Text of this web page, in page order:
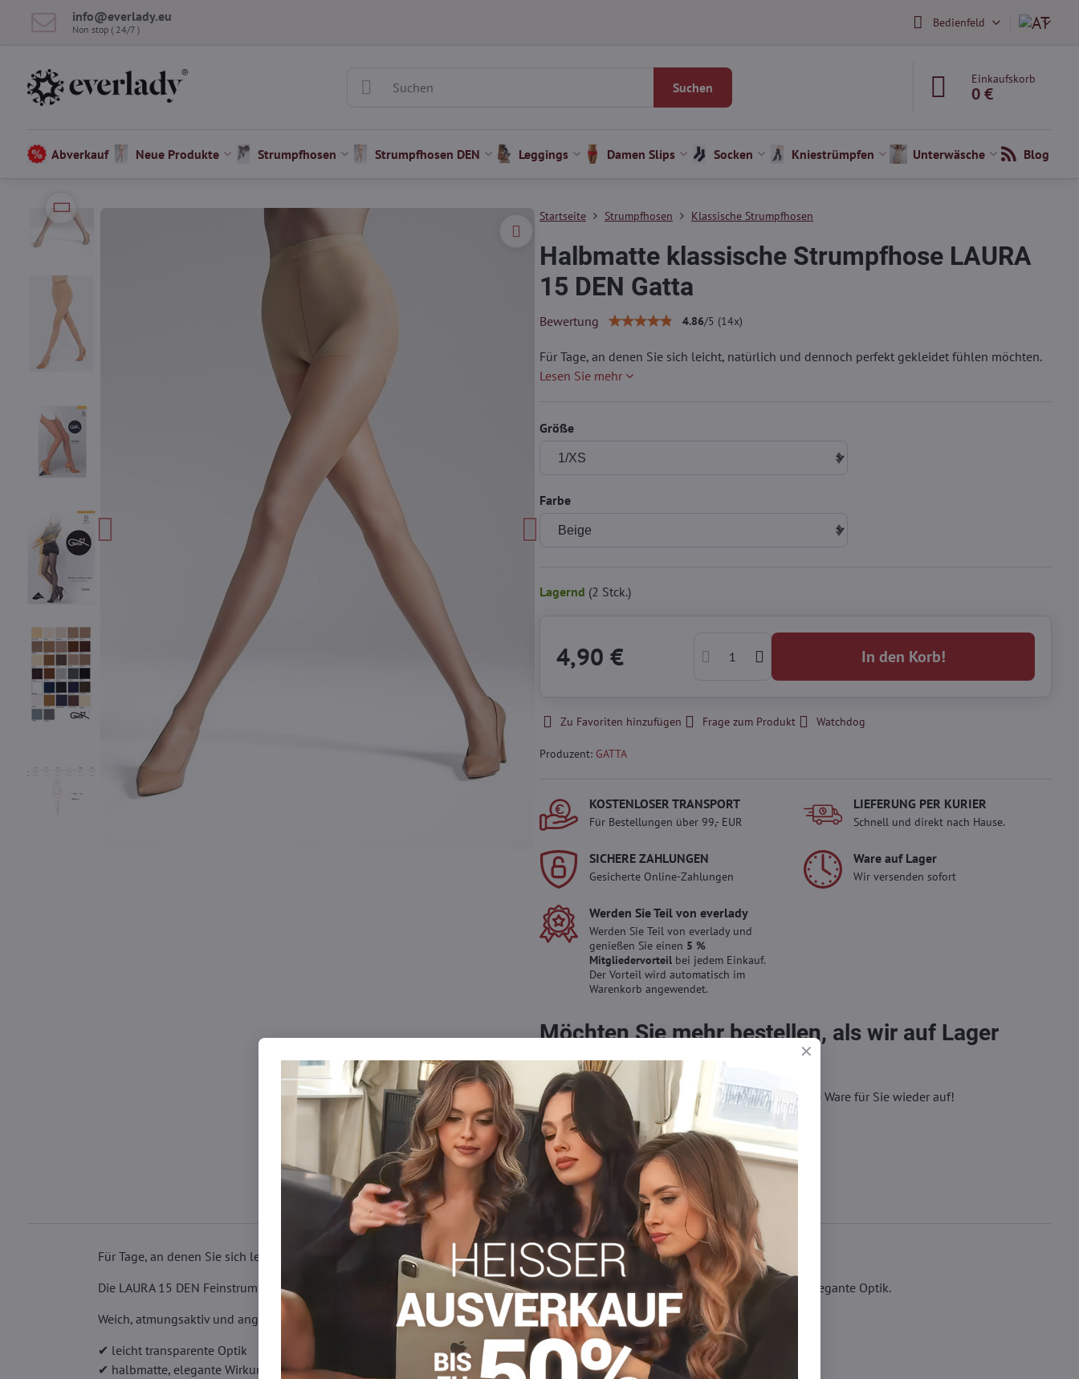
info​@everlady​.eu
Non stop ( 24/7 ) Bedienfeld
Suchen
Einkaufskorb
0 €
Abverkauf Neue Produkte Strumpfhosen Strumpfhosen DEN Leggings Damen Slips Socken Kniestrümpfen Unterwäsche Blog
Startseite Strumpfhosen Klassische Strumpfhosen
Halbmatte klassische Strumpfhose LAURA
15 DEN Gatta
Bewertung 4.86/5 (14x)
Für Tage, an denen Sie sich leicht, natürlich und dennoch perfekt gekleidet fühlen möchten.
Lesen Sie mehr
Größe
Farbe
Lagernd (2 Stck.)
4,90 € In den Korb!
Zu Favoriten hinzufügen Frage zum Produkt Watchdog
Produzent: GATTA
KOSTENLOSER TRANSPORT
Für Bestellungen über 99,- EUR
LIEFERUNG PER KURIER
Schnell und direkt nach Hause.
SICHERE ZAHLUNGEN
Gesicherte Online-Zahlungen
Ware auf Lager
Wir versenden sofort
Werden Sie Teil von everlady
Werden Sie Teil von everlady und
genießen Sie einen 5 %
Mitgliedervorteilbei jedem Einkauf.
Der Vorteil wird automatisch im
Warenkorb angewendet.
Möchten Sie mehr bestellen, als wir auf Lager
haben?
Zögern Sie nicht, uns zu kontaktieren, wir füllen die Ware für Sie wieder auf!
info​@everlady​.eu
Beschreibung Bewertungen 0 Diskussion
Für Tage, an denen Sie sich leicht, natürlich und dennoch perfekt gekleidet fühlen möchten.
Die LAURA 15 DEN Feinstrumpfhose legt sich sanft über Ihre Beine, gleicht kleine Unebenheiten aus und sorgt für eine gepflegte, elegante Optik.
Weich, atmungsaktiv und angenehm zu tragen – dank hochwertiger Lycra. Der halbmatte Look wirkt dezent und stilvoll.
✔ leicht transparente Optik
✔ halbmatte, elegante Wirkung